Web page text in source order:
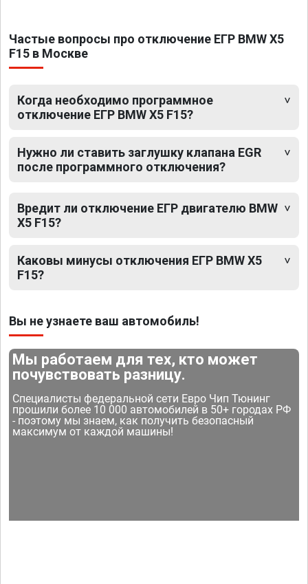
Частые вопросы про отключение ЕГР BMW X5
F15 в Москве
Когда необходимо программное
отключение ЕГР BMW X5 F15?
Нужно ли ставить заглушку клапана EGR
после программного отключения?
Вредит ли отключение ЕГР двигателю BMW
X5 F15?
Каковы минусы отключения ЕГР BMW X5
F15?
Вы не узнаете ваш автомобиль!
Мы работаем для тех, кто может
почувствовать разницу.
Специалисты федеральной сети Евро Чип Тюнинг
прошили более 10 000 автомобилей в 50+ городах РФ
- поэтому мы знаем, как получить безопасный
максимум от каждой машины!